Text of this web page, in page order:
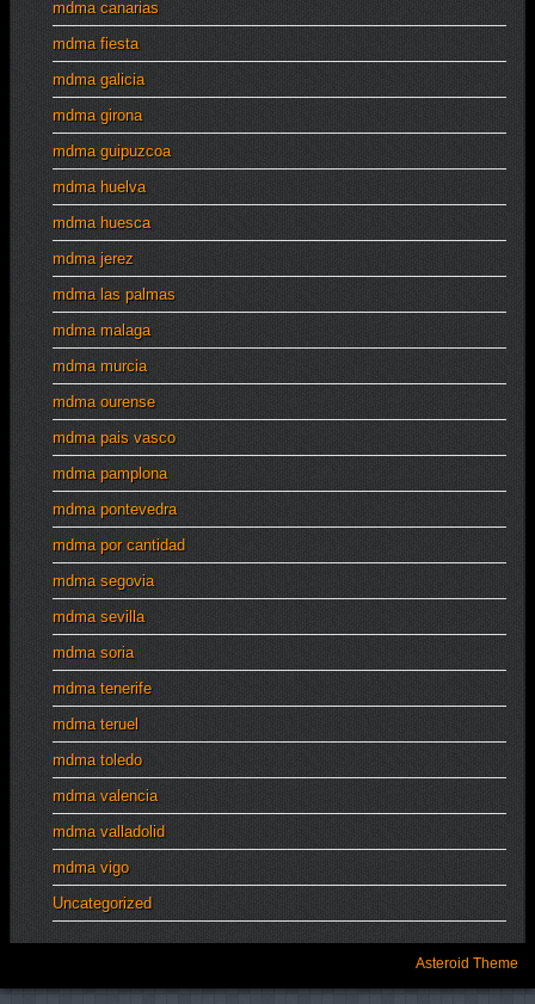
mdma canarias
mdma fiesta
mdma galicia
mdma girona
mdma guipuzcoa
mdma huelva
mdma huesca
mdma jerez
mdma las palmas
mdma malaga
mdma murcia
mdma ourense
mdma pais vasco
mdma pamplona
mdma pontevedra
mdma por cantidad
mdma segovia
mdma sevilla
mdma soria
mdma tenerife
mdma teruel
mdma toledo
mdma valencia
mdma valladolid
mdma vigo
Uncategorized
Asteroid Theme